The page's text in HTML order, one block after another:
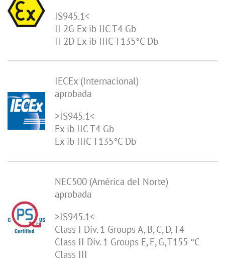
IS945.1<
II 2G Ex ib IIC T4 Gb
II 2D Ex ib IIIC T135°C Db
IECEx (Internacional)
aprobada
>IS945.1<
Ex ib IIC T4 Gb
Ex ib IIIC T135°C Db
NEC500 (América del Norte)
aprobada
>IS945.1<
Class I Div. 1 Groups A, B, C, D, T4
Class II Div. 1 Groups E, F, G, T155 °C
Class III